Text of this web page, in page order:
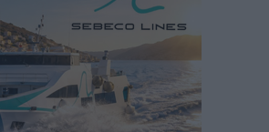
της Δημοτικής Επιτροπής Ρόδου
7 Αυγούστου
πριν 3 ώρες